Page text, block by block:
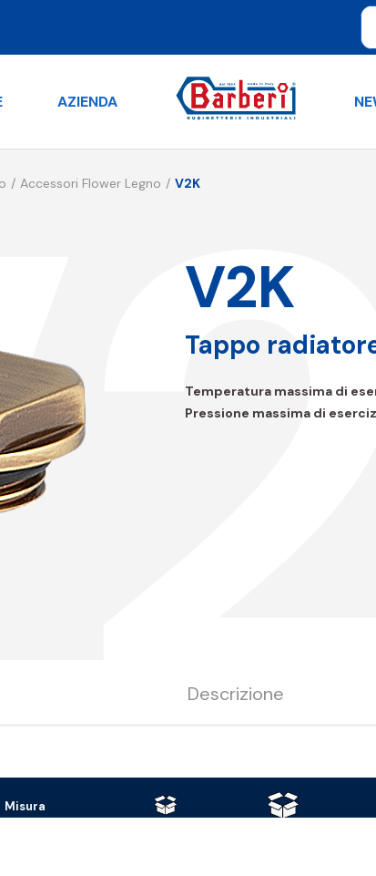
AZIENDA
Accessori Flower Legno V2K
V2K
Tappo
Temperatura massima di
Pressione massima di
Descrizione
Misura